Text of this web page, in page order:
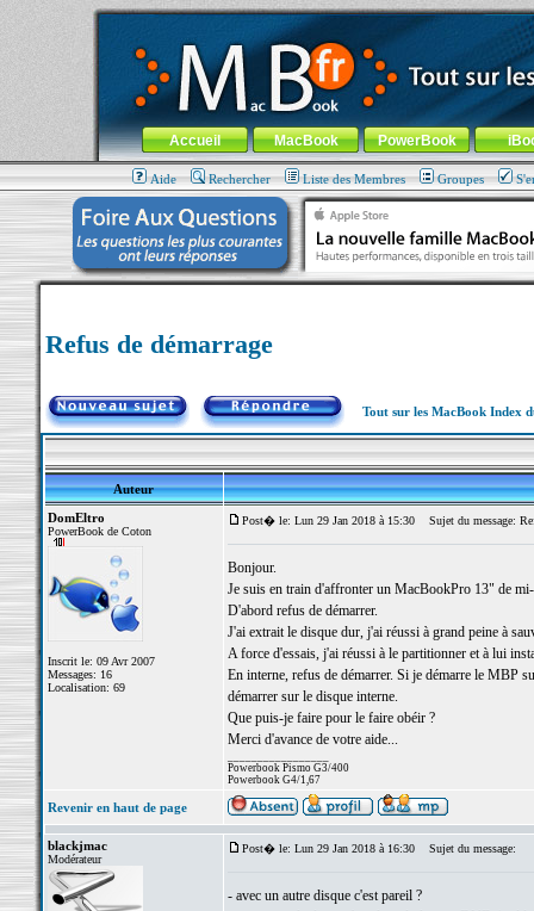
MacBook-fr.com : 100% Apple... 100% nomade !
Aller au contenu-Aller au menu général-Aller au menu de
Menu général
Accueil MacBook PowerBook
Aide Rechercher Liste des Membres Groupes
Refus de démarrage
Tout sur les MacBook Index
Auteur
DomEltro
PowerBook de Coton
Inscrit le: 09 Avr 2007
Messages: 16
Localisation: 69
Post� le: Lun 29 Jan 2018 à 15:30 Sujet du message:
Bonjour.
Je suis en train d'affronter un MacBookPro 13" de
D'abord refus de démarrer.
J'ai extrait le disque dur, j'ai réussi à grand peine à
A force d'essais, j'ai réussi à le partitionner et à lui
En interne, refus de démarrer. Si je démarre le MBP
démarrer sur le disque interne.
Que puis-je faire pour le faire obéir ?
Merci d'avance de votre aide...
Powerbook Pismo G3/400
Powerbook G4/1,67
Revenir en haut de page
blackjmac
Modérateur
Post� le: Lun 29 Jan 2018 à 16:30 Sujet du message:
- avec un autre disque c'est pareil ?